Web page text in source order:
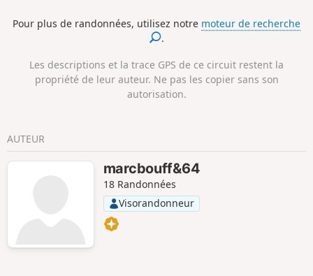
Pour plus de randonnées, utilisez notre moteur de recherche
.
Les descriptions et la trace GPS de ce circuit restent la
propriété de leur auteur. Ne pas les copier sans son
autorisation.
AUTEUR
marcbouff&64
18 Randonnées
Visorandonneur